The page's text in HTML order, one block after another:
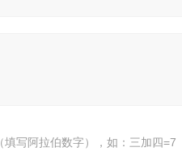
填写阿拉伯数字），如：三加四=7